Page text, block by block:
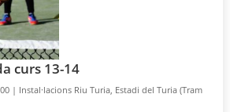
curs 13-14
| Instal·lacions Riu Turia, Estadi del Turia (Tram